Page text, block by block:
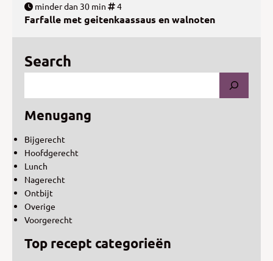
minder dan 30 min 4
Farfalle met geitenkaassaus en walnoten
Search
Menugang
Bijgerecht
Hoofdgerecht
Lunch
Nagerecht
Ontbijt
Overige
Voorgerecht
Top recept categorieën